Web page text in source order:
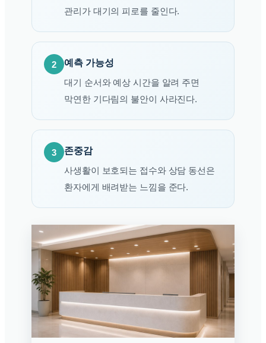
관리가 대기의 피로를 줄인다.
2 예측 가능성
대기 순서와 예상 시간을 알려 주면
막연한 기다림의 불안이 사라진다.
3 존중감
사생활이 보호되는 접수와 상담 동선은
환자에게 배려받는 느낌을 준다.